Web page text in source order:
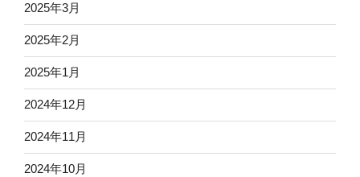
2025年3月
2025年2月
2025年1月
2024年12月
2024年11月
2024年10月